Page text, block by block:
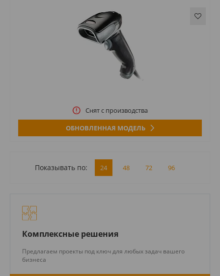
Снят с производства
ОБНОВЛЕННАЯ МОДЕЛЬ
Показывать по: 24 48 72 96
Комплексные решения
Предлагаем проекты под ключ для любых задач вашего
бизнеса